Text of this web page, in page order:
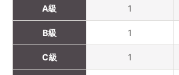
A級
B級
C級
1
1
1